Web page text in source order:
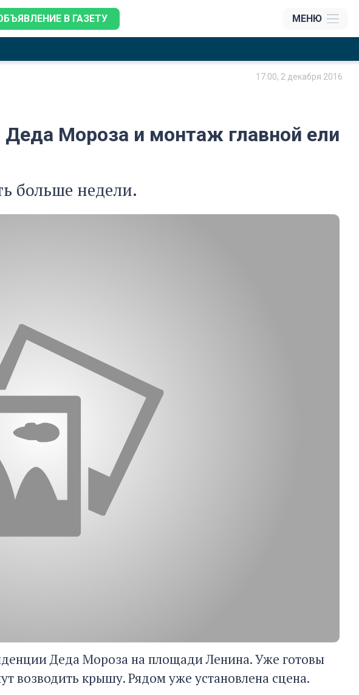
В ГАЗЕТУ МЕНЮ
17:00, 2 декабря 2016
Деда Мороза и монтаж главной ели
больше недели.
Деда Мороза на площади Ленина. Уже готовы
возводить крышу. Рядом уже установлена сцена.